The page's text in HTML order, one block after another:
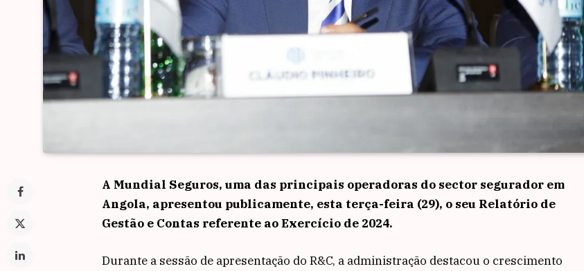
A Mundial Seguros, uma das principais operadoras do sector segurador em
Angola, apresentou publicamente, esta terça-feira (29), o seu Relatório de
Gestão e Contas referente ao Exercício de 2024.
Durante a sessão de apresentação do R&C, a administração destacou o crescimento